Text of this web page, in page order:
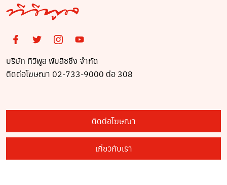
บริษัท ทีวีพูล พับลิชชิ่ง จำกัด
ติดต่อโฆษณา 02-733-9000 ต่อ 308
ติดต่อโฆษณา
เกี่ยวกับเรา